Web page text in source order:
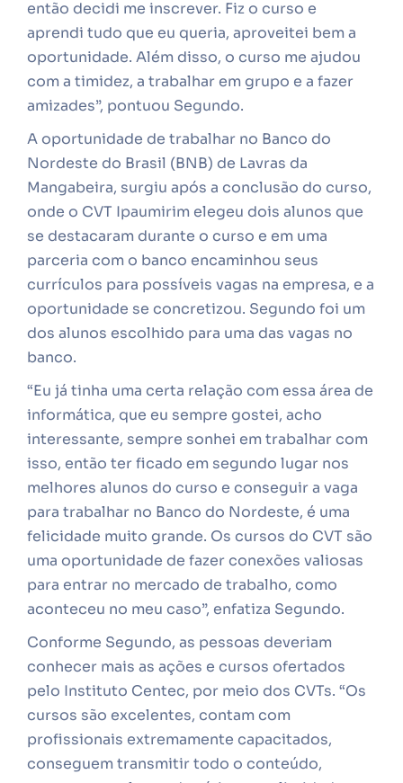
então decidi me inscrever. Fiz o curso e
aprendi tudo que eu queria, aproveitei bem a
oportunidade. Além disso, o curso me ajudou
com a timidez, a trabalhar em grupo e a fazer
amizades”, pontuou Segundo.
A oportunidade de trabalhar no Banco do
Nordeste do Brasil (BNB) de Lavras da
Mangabeira, surgiu após a conclusão do curso,
onde o CVT Ipaumirim elegeu dois alunos que
se destacaram durante o curso e em uma
parceria com o banco encaminhou seus
currículos para possíveis vagas na empresa, e a
oportunidade se concretizou. Segundo foi um
dos alunos escolhido para uma das vagas no
banco.
“Eu já tinha uma certa relação com essa área de
informática, que eu sempre gostei, acho
interessante, sempre sonhei em trabalhar com
isso, então ter ficado em segundo lugar nos
melhores alunos do curso e conseguir a vaga
para trabalhar no Banco do Nordeste, é uma
felicidade muito grande. Os cursos do CVT são
uma oportunidade de fazer conexões valiosas
para entrar no mercado de trabalho, como
aconteceu no meu caso”, enfatiza Segundo.
Conforme Segundo, as pessoas deveriam
conhecer mais as ações e cursos ofertados
pelo Instituto Centec, por meio dos CVTs. “Os
cursos são excelentes, contam com
profissionais extremamente capacitados,
conseguem transmitir todo o conteúdo,